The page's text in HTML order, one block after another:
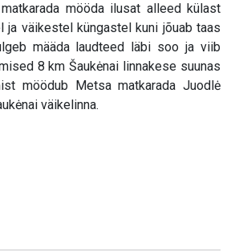
mööda ilusat alleed külast
väikestel küngastel kuni jõuab taas
määda laudteed läbi soo ja viib
8 km Šaukėnai linnakese suunas
möödub Metsa matkarada Juodlė
väikelinna.